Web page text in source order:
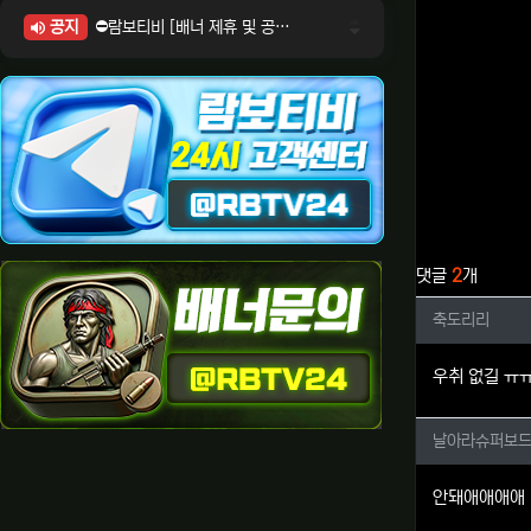
댓글 2개
축도리
축도리리
우취 없길 ㅠ
날아라
날아라슈퍼보드
안돼애애애애
공지
⛔람보티비 [배너 제휴 및 공식 입점 문의 안내]
⛔람보티비 [정회원 등급UP! 안내사항]
⛔람보티비 [채팅방 이용시 주의사항]
⛔람보티비 [공식보증업체 안내]